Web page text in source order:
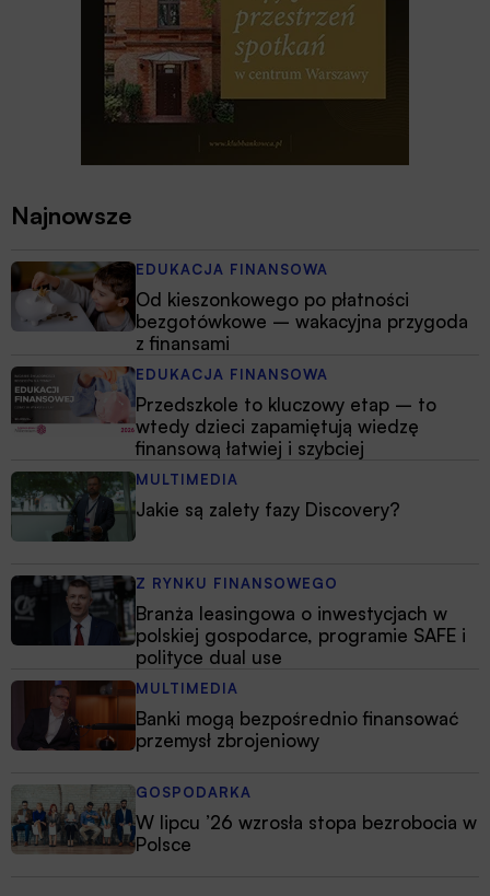
Najnowsze
EDUKACJA FINANSOWA
Od kieszonkowego po płatności
bezgotówkowe – wakacyjna przygoda
z finansami
EDUKACJA FINANSOWA
Przedszkole to kluczowy etap – to
wtedy dzieci zapamiętują wiedzę
finansową łatwiej i szybciej
MULTIMEDIA
Jakie są zalety fazy Discovery?
Z RYNKU FINANSOWEGO
Branża leasingowa o inwestycjach w
polskiej gospodarce, programie SAFE i
polityce dual use
MULTIMEDIA
Banki mogą bezpośrednio finansować
przemysł zbrojeniowy
GOSPODARKA
W lipcu ’26 wzrosła stopa bezrobocia w
Polsce